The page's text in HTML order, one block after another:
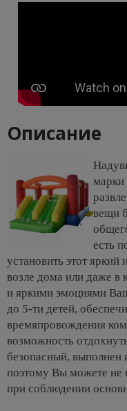
Описание
марки
вещи
есть
установить этот яркий
возле дома или даже в
и яркими эмоциями
до 5-ти детей,
времяпровождения
возможность
безопасный, выполнен
поэтому Вы можете
при соблюдении